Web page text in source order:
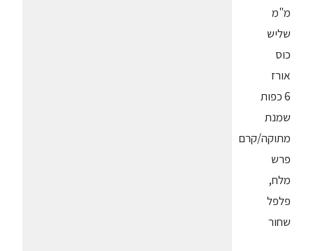
מ"מ
שליש
כוס
אורז
6 כפות
שמנת
מתוקה/קרם
פרש
מלח,
פלפל
שחור